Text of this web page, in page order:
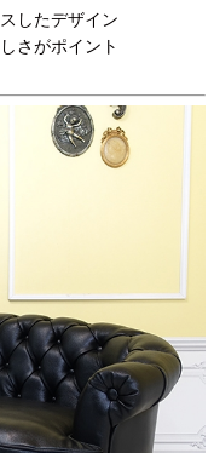
したデザイン
さがポイント